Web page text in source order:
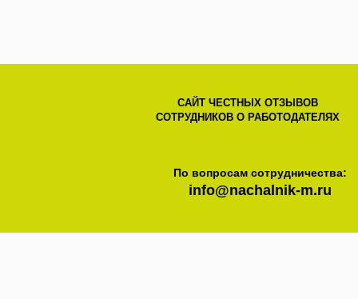
САЙТ ЧЕСТНЫХ ОТЗЫВОВ
СОТРУДНИКОВ О РАБОТОДАТЕЛЯХ
По вопросам сотрудничества:
info@nachalnik-m.ru